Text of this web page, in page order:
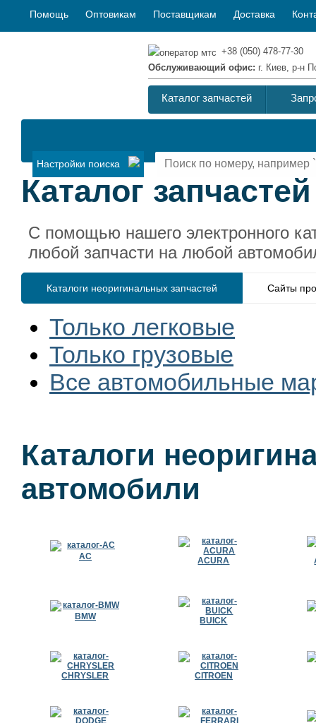
Помощь Оптовикам Поставщикам Доставка
+38 (050) 478-77-30
Обслуживающий офис: г. Киев, р-н
Каталог запчастей
Настройки поиска
Каталог запчастей
С помощью нашего электронного
любой запчасти на любой
Каталоги неоригинальных запчастей Сайты
Только легковые
Только грузовые
Все автомобильные
Каталоги
автомобили
AC ACURA
BMW BUICK
CHRYSLER CITROEN